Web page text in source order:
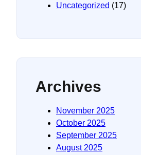
Uncategorized (17)
Archives
November 2025
October 2025
September 2025
August 2025